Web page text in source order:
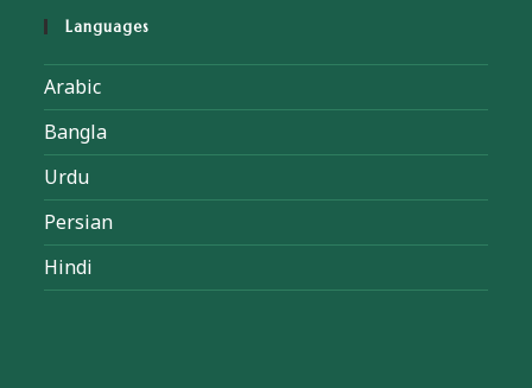
Languages
Arabic
Bangla
Urdu
Persian
Hindi